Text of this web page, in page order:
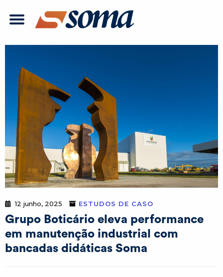
12 junho, 2025 ESTUDOS DE CASO
Grupo Boticário eleva performance
em manutenção industrial com
bancadas didáticas Soma